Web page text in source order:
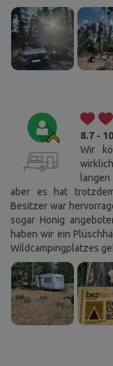
8.7 -
Wir
aber es hat
Besitzer war
sogar Honig
haben wir ein
Wildcampingplatzes